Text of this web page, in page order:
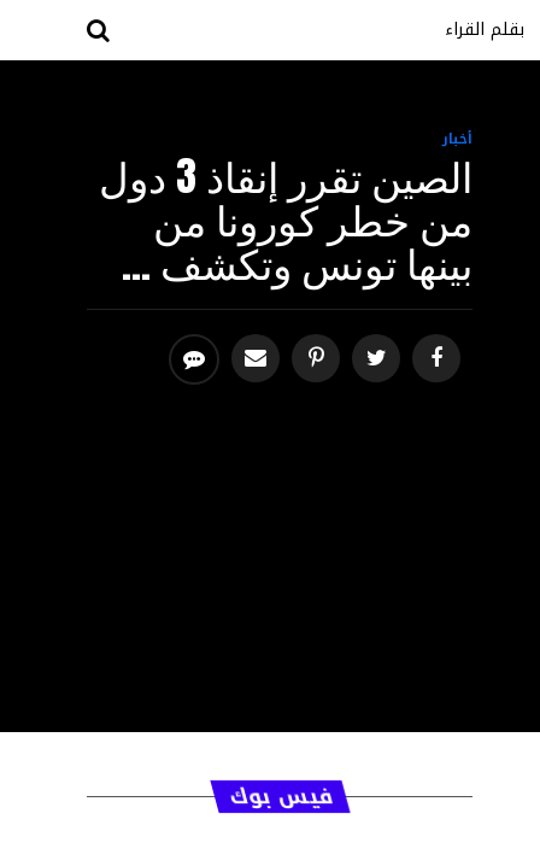
بقلم القراء
أخبار
الصين تقرر إنقاذ 3 دول
من خطر كورونا من
بينها تونس وتكشف …
فيس بوك